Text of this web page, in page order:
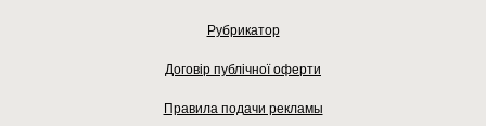
Рубрикатор
Договір публічної оферти
Правила подачи рекламы